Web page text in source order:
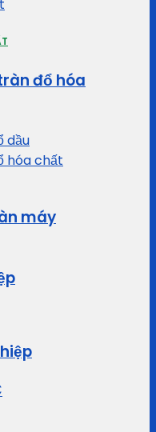
đổ hóa
dầu
hóa chất
máy